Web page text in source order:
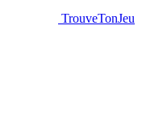
TrouveTonJeu